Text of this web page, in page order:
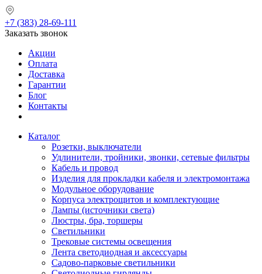
+7 (383) 28-69-111
Заказать звонок
Акции
Оплата
Доставка
Гарантии
Блог
Контакты
Каталог
Розетки, выключатели
Удлинители, тройники, звонки, сетевые фильтры
Кабель и провод
Изделия для прокладки кабеля и электромонтажа
Модульное оборудование
Корпуса электрощитов и комплектующие
Лампы (источники света)
Люстры, бра, торшеры
Светильники
Трековые системы освещения
Лента светодиодная и аксессуары
Садово-парковые светильники